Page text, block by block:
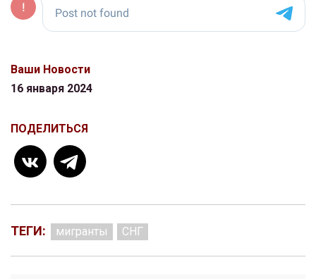
Ваши Новости
16 января 2024
ПОДЕЛИТЬСЯ
ТЕГИ: мигранты СНГ